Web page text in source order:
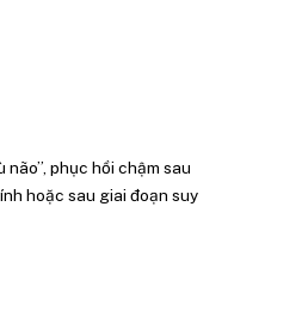
phục hồi chậm sau
hoặc sau giai đoạn suy